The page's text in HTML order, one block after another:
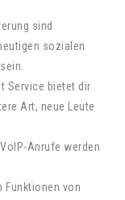
sind
sozialen
Service bietet dir
Art, neue Leute
Anrufe werden
Funktionen von